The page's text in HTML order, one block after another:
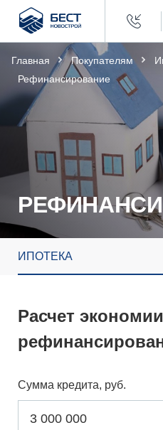
Бест
Новострой
НЕДВИЖИМОСТЬ
ПОКУПАТЕЛЯМ
ЗАСТРОЙЩИКАМ
О КОМПАНИИ
Главная Покупателям
Рефинансирование
ИПОТЕКА
Расчет
Сумма кредита, руб.